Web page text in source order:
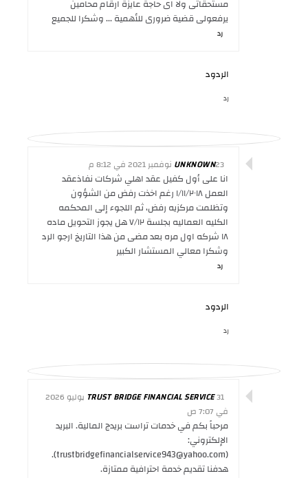
مستحقاتى ولا اى حاجة عايزة ارقام محامين
يرفعولى قضية ضرورى للأهمية ... وشكرا للجميع
رد
الردود
رد
UNKNOWN23 نوفمبر 2021 في 8:12 م
انا على أول كفيل عقد اهلي شركات نفاذعقد
العمل ١/١١/٢٠١٨ رغم اخذت رفض من الشؤون
وتظلمت مركزيه رفض، ثم اللجوء إلى المحكمه
الكليه العماليه بجلسة ٧/١٢ هل يجوز التحويل ماده
١٨ شركه اول مره بعد مضى من هذا التاريخ ارجو الرد
وشكرا معالي المستشار الكبير
رد
الردود
رد
TRUST BRIDGE FINANCIAL SERVICE
31 يوليو 2026
في 7:07 ص
مرحباً بكم في خدمات تراست بريدج المالية. البريد
الإلكتروني:
(trustbridgefinancialservice943@yahoo.com).
هدفنا تقديم خدمة احترافية ممتازة.